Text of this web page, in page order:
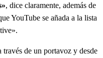
, dice claramente, además de
YouTube se añada a la lista
de un portavoz y desde